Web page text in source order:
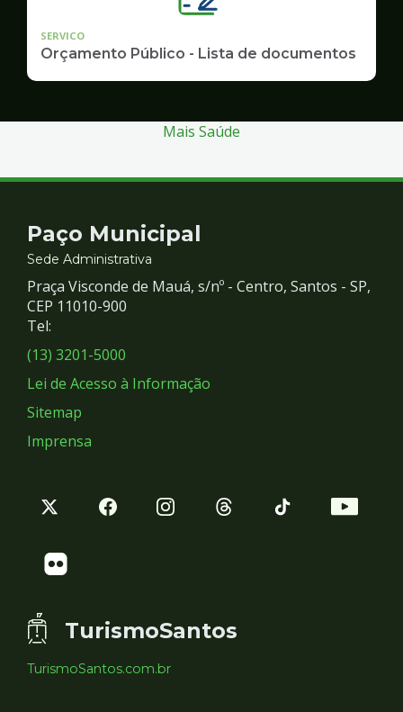
SERVICO
Orçamento Público - Lista de documentos
Mais Saúde
Contato
e
Redes
Sociais
Paço Municipal
Sede Administrativa
Praça Visconde de Mauá, s/nº - Centro, Santos - SP,
CEP 11010-900
Tel:
(13) 3201-5000
Lei de Acesso à Informação
Sitemap
Imprensa
TurismoSantos
TurismoSantos.com.br